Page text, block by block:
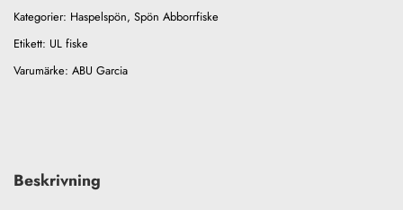
Kategorier: Haspelspön, Spön Abborrfiske
Etikett: UL fiske
Varumärke: ABU Garcia
Beskrivning